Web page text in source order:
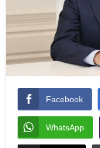
Facebook
WhatsApp